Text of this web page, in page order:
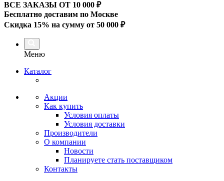
ВСЕ ЗАКАЗЫ ОТ 10 000 ₽
Бесплатно доставим по Москве
Скидка 15% на сумму от 50 000 ₽
Меню
Каталог
Акции
Как купить
Условия оплаты
Условия доставки
Производители
О компании
Новости
Планируете стать поставщиком
Контакты